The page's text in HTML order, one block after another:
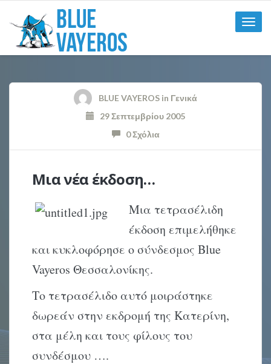
Toggle
BLUE VAYEROS in Γενικά
29 Σεπτεμβρίου 2005
0 Σχόλια
Μια νέα έκδοση…
Μια τετρασέλιδη
έκδοση επιμελήθηκε
και κυκλοφόρησε ο σύνδεσμος Blue
Vayeros Θεσσαλονίκης.
Το τετρασέλιδο αυτό μοιράστηκε
δωρεάν στην εκδρομή της Κατερίνη,
στα μέλη και τους φίλους του
συνδέσμου ….